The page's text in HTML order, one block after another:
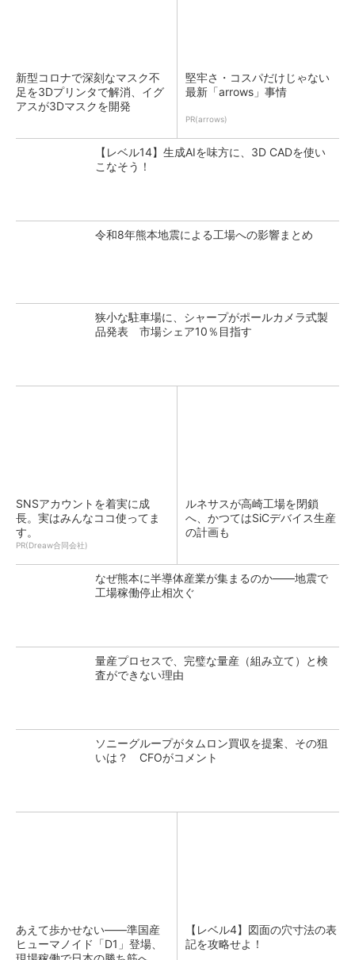
新型コロナで深刻なマスク不
足を3Dプリンタで解消、イグ
アスが3Dマスクを開発
堅牢さ・コスパだけじゃない
最新「arrows」事情
PR(arrows)
【レベル14】生成AIを味方に、3D CADを使い
こなそう！
令和8年熊本地震による工場への影響まとめ
狭小な駐車場に、シャープがポールカメラ式製
品発表 市場シェア10％目指す
SNSアカウントを着実に成
長。実はみんなココ使ってま
す。
PR(Dreaw合同会社)
ルネサスが高崎工場を閉鎖
へ、かつてはSiCデバイス生産
の計画も
なぜ熊本に半導体産業が集まるのか――地震で
工場稼働停止相次ぐ
量産プロセスで、完璧な量産（組み立て）と検
査ができない理由
ソニーグループがタムロン買収を提案、その狙
いは？ CFOがコメント
あえて歩かせない――準国産
ヒューマノイド「D1」登場、
【レベル4】図面の穴寸法の表
記を攻略せよ！